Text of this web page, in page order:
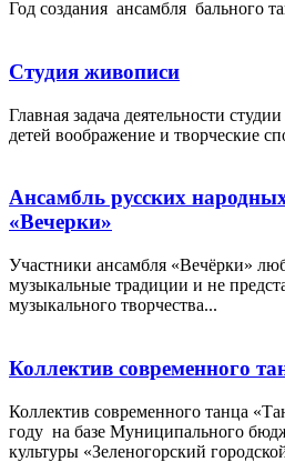
Год создания ансамбля бального
Студия живописи
Главная задача деятельности
детей воображение и творческие
Ансамбль русских
«Вечерки»
Участники ансамбля «Вечёрки»
музыкальные традиции и не
музыкального творчества...
Коллектив современного
Коллектив современного танца
году на базе Муниципального
культуры «Зеленогорский